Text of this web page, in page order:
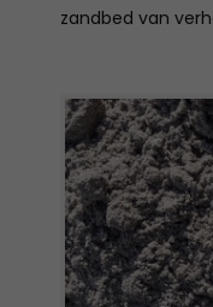
zandbed van